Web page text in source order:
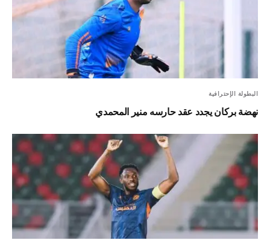
البطولة الإحترافية
نهضة بركان يجدد عقد حارسه منير المحمدي